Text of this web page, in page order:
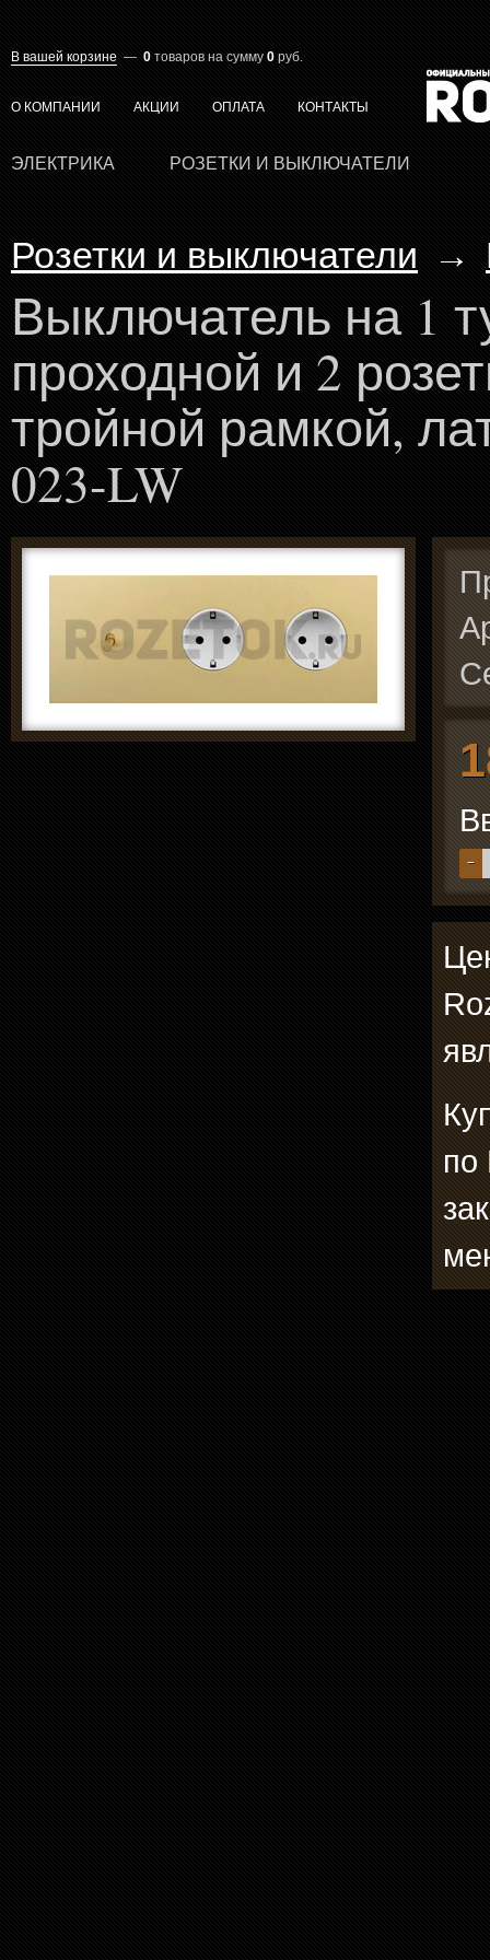
В вашей корзине — 0 товаров на сумму 0 руб.
О КОМПАНИИ АКЦИИ ОПЛАТА КОНТАКТЫ
ЭЛЕКТРИКА РОЗЕТКИ И ВЫКЛЮЧАТЕЛИ
Розетки и выключатели →
Выключатель на 1
проходной и 2
тройной рамкой,
023-LW
−
по